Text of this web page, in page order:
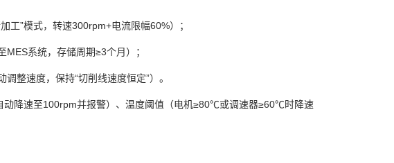
工”模式，转速300rpm+电流限幅60%）；
系统，存储周期≥3个月）；
整速度，保持“切削线速度恒定”）。
动降速至100rpm并报警）、温度阈值（电机≥80℃或调速器≥60℃时降速